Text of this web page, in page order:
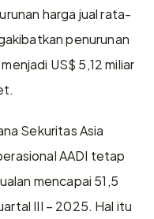
harga jual rata-
penurunan
US$ 5,12 miliar
Sekuritas Asia
AADI tetap
mencapai 51,5
III – 2025. Hal itu